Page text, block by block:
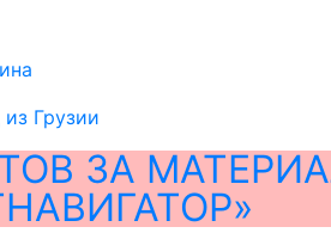
Грузии
ЗА